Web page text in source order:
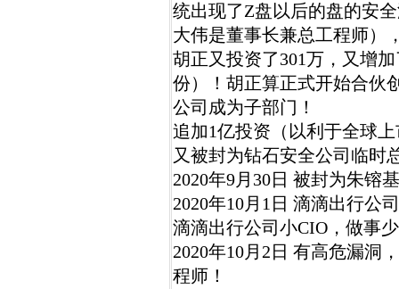
统出现了Z盘以后的盘的安
大伟是董事长兼总工程师）
胡正又投资了301万，又增
份）！胡正算正式开始合伙
公司成为子部门！
追加1亿投资（以利于全球
又被封为钻石安全公司临时
2020年9月30日 被封为朱镕
2020年10月1日 滴滴出行公
滴滴出行公司小CIO，做事
2020年10月2日 有高危漏洞
程师！